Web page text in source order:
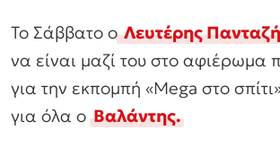
Το Σάββατο οΛευτέρης
να είναι μαζί του στο αφιέρωμα
για την εκπομπή «Mega στο
για όλα οΒαλάντης.